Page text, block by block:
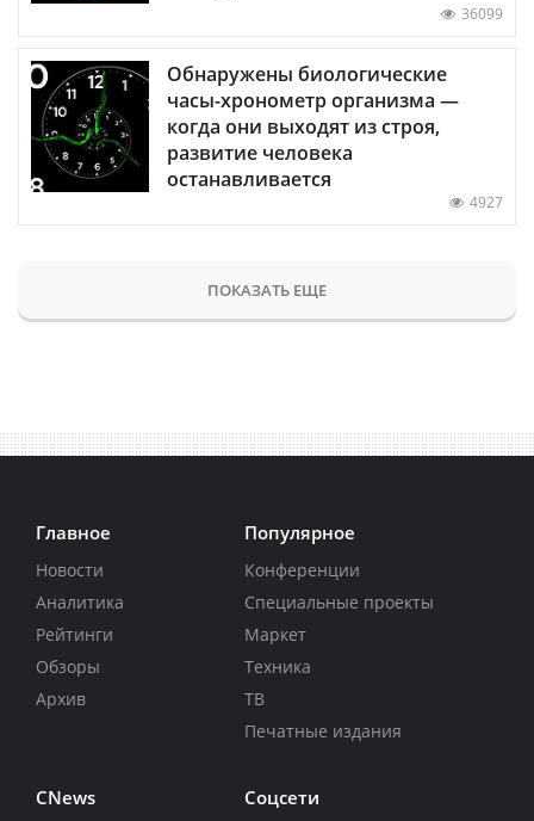
36099
Обнаружены биологические
часы-хронометр организма —
когда они выходят из строя,
развитие человека
останавливается
4927
ПОКАЗАТЬ ЕЩЕ
Главное
Новости
Аналитика
Рейтинги
Обзоры
Архив
Популярное
Конференции
Специальные проекты
Маркет
Техника
ТВ
Печатные издания
CNews Соцсети